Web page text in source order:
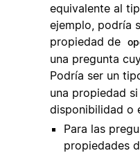
equivalente al
ejemplo, podría
propiedad de
una pregunta
Podría ser un
una propiedad
disponibilidad o
Para las
propiedades